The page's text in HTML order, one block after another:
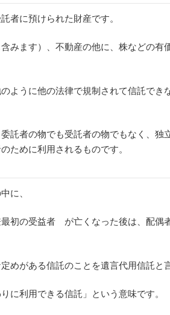
者に預けられた財産です。
みます）、不動産の他に、株などの有
ように他の法律で規制されて信託でき
託者の物でも受託者の物でもなく、独
ために利用されるものです。
に、
初の受益者 が亡くなった後は、配偶
めがある信託のことを遺言代用信託と
りに利用できる信託」という意味です。